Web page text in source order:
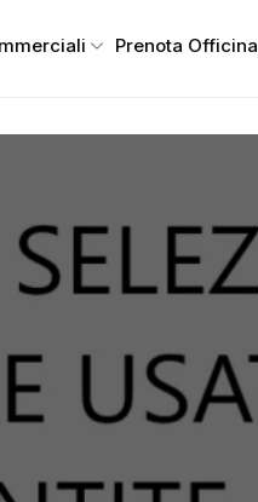
Prenota Officina